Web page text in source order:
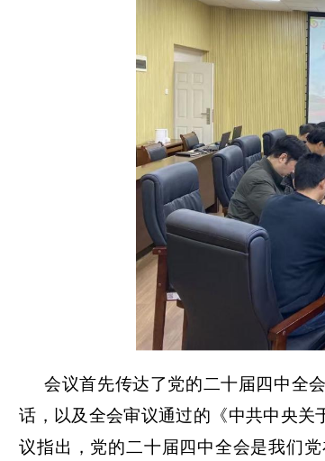
会议首先传达了党的二十届四中全
话，以及全会审议通过的《中共中央
议指出，党的二十届四中全会是我们